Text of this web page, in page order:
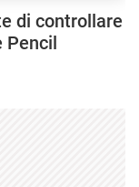
di controllare
Pencil